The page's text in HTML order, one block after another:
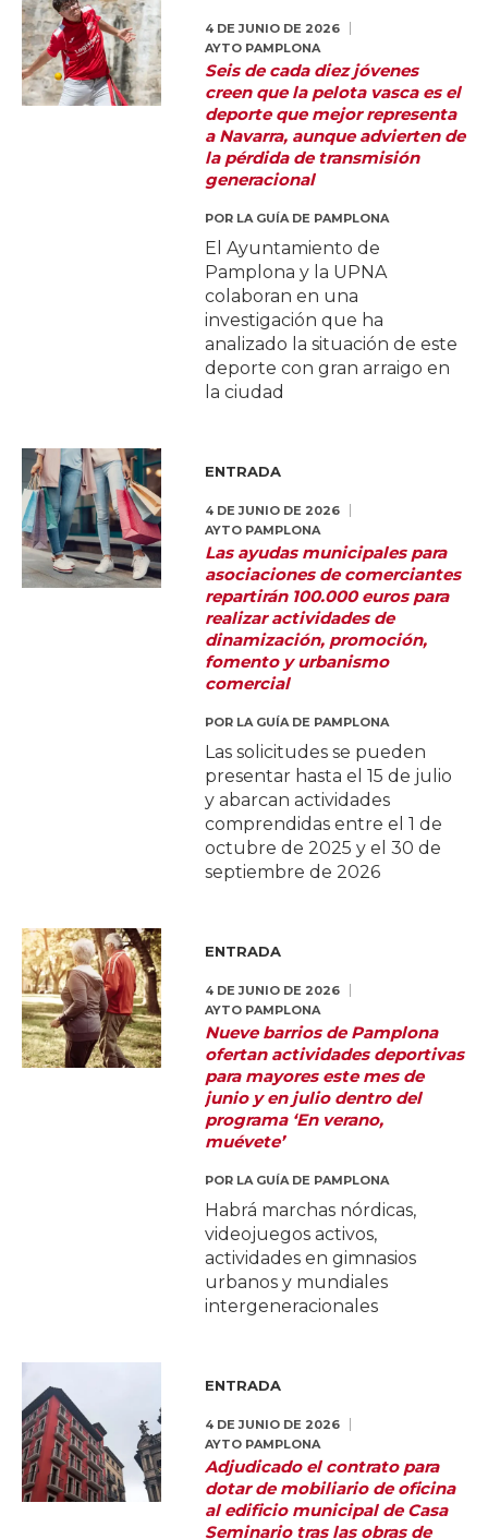
4 DE JUNIO DE 2026
AYTO PAMPLONA
Seis de cada diez jóvenes
creen que la pelota vasca es el
deporte que mejor representa
a Navarra, aunque advierten de
la pérdida de transmisión
generacional
POR LA GUÍA DE PAMPLONA
El Ayuntamiento de
Pamplona y la UPNA
colaboran en una
investigación que ha
analizado la situación de este
deporte con gran arraigo en
la ciudad
ENTRADA
4 DE JUNIO DE 2026
AYTO PAMPLONA
Las ayudas municipales para
asociaciones de comerciantes
repartirán 100.000 euros para
realizar actividades de
dinamización, promoción,
fomento y urbanismo
comercial
POR LA GUÍA DE PAMPLONA
Las solicitudes se pueden
presentar hasta el 15 de julio
y abarcan actividades
comprendidas entre el 1 de
octubre de 2025 y el 30 de
septiembre de 2026
ENTRADA
4 DE JUNIO DE 2026
AYTO PAMPLONA
Nueve barrios de Pamplona
ofertan actividades deportivas
para mayores este mes de
junio y en julio dentro del
programa ‘En verano,
muévete’
POR LA GUÍA DE PAMPLONA
Habrá marchas nórdicas,
videojuegos activos,
actividades en gimnasios
urbanos y mundiales
intergeneracionales
ENTRADA
4 DE JUNIO DE 2026
AYTO PAMPLONA
Adjudicado el contrato para
dotar de mobiliario de oficina
al edificio municipal de Casa
Seminario tras las obras de